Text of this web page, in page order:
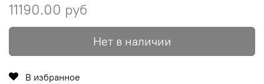
11190.00 руб
Нет в наличии
В избранное